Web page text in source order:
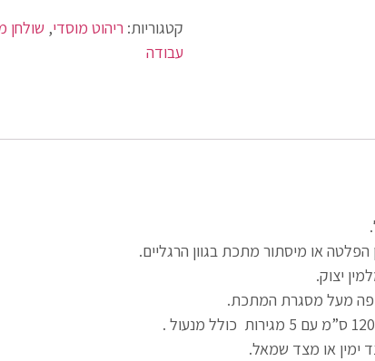
קטגוריות: ריהוט מוסדי, שולחן
עבודה
הפלטה או מיסתור מתכת בגוון הרגליים.
יצוק.
ימין או מצד שמאל.